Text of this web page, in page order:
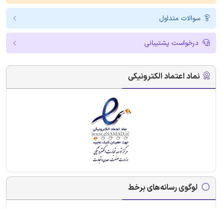
سوالات متداول
درخواست پشتیبانی
نماد اعتماد الکترونیکی
لوگوی رسانه‌های برخط